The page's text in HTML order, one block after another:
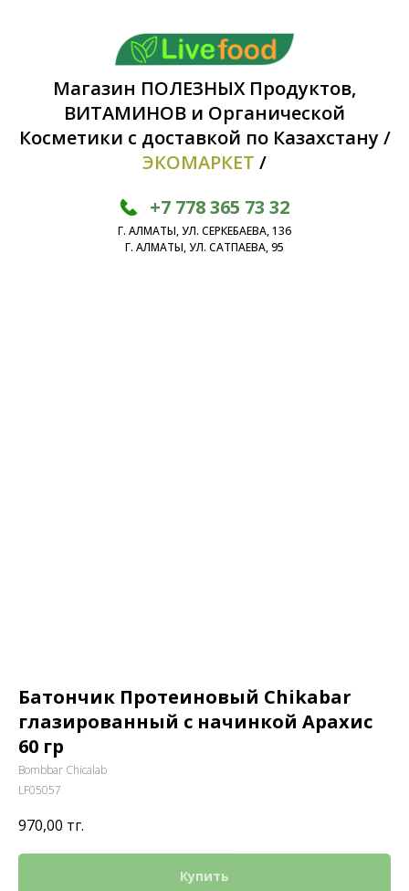
Магазин ПОЛЕЗНЫХ Продуктов,
ВИТАМИНОВ и Органической
Косметики с доставкой по Казахстану /
ЭКОМАРКЕТ /
+7 778 365 73 32
Г. АЛМАТЫ, УЛ. СЕРКЕБАЕВА, 136
Г. АЛМАТЫ, УЛ. САТПАЕВА, 95
Батончик Протеиновый Chikabar
глазированный с начинкой Арахис
60 гр
Bombbar Chicalab
LF05057
970,00 тг.
Купить